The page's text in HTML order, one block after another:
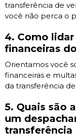
transferência de
você não perca o
4. Como
financeiras
Orientamos você
financeiras e
da transferência
5. Quais são
um
transferência